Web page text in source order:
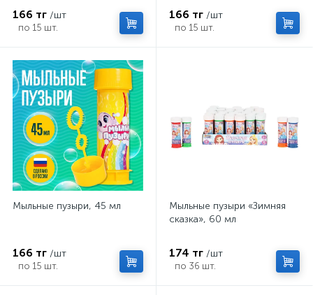
166 тг /шт
по 15 шт.
166 тг /шт
по 15 шт.
Мыльные пузыри, 45 мл
166 тг /шт
по 15 шт.
Мыльные пузыри «Зимняя
сказка», 60 мл
174 тг /шт
по 36 шт.